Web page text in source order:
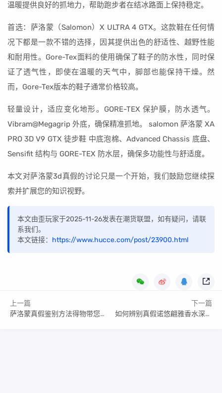
温暖提供良好的抓地力，帮助跑步者在结冰路面上保持稳定。
首选：萨洛蒙（Salomon）X ULTRA 4 GTX。这款鞋在任何情
况下都是一款不错的选择，因其提供出色的舒适性、越野性能
和耐用性。Gore-Tex面料的使用确保了鞋子的防水性，同时保
证了透气性，即使在温暖的天气中，脚部也能保持干燥。然
而，Gore-Tex版本的鞋子通常价格较高。
轻量设计，适应变化地形。GORE-TEX 保护膜，防水透气。
Vibram@Megagrip 外底，确保精准抓地。 salomon 萨洛蒙 XA
PRO 3D V9 GTX 徒步鞋 中底泡棉、Advanced Chassis 底盘、
Sensifit 结构与 GORE-TEX 防水层，确保多功能性与舒适度。
本文对萨洛蒙3d真假的讨论只是一个开始，我们鼓励您继续探
索并扩展您的知识视野。
本文由歪玩家于2025-11-26发表在潮货联盟，如有疑问，请联
系我们。
本文链接： https://www.hucce.com/post/23900.html
上一篇
萨洛蒙真假鉴别方法得物带您了解:萨洛蒙3d鉴别
下一篇
如何辨别真假诺悠翩雅香水深度评测